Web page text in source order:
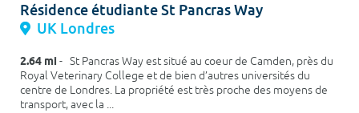
Résidence étudiante St Pancras Way
UK Londres
2.64 mi - St Pancras Way est situé au coeur de Camden, près du
Royal Veterinary College et de bien d’autres universités du
centre de Londres. La propriété est très proche des moyens de
transport, avec la ...